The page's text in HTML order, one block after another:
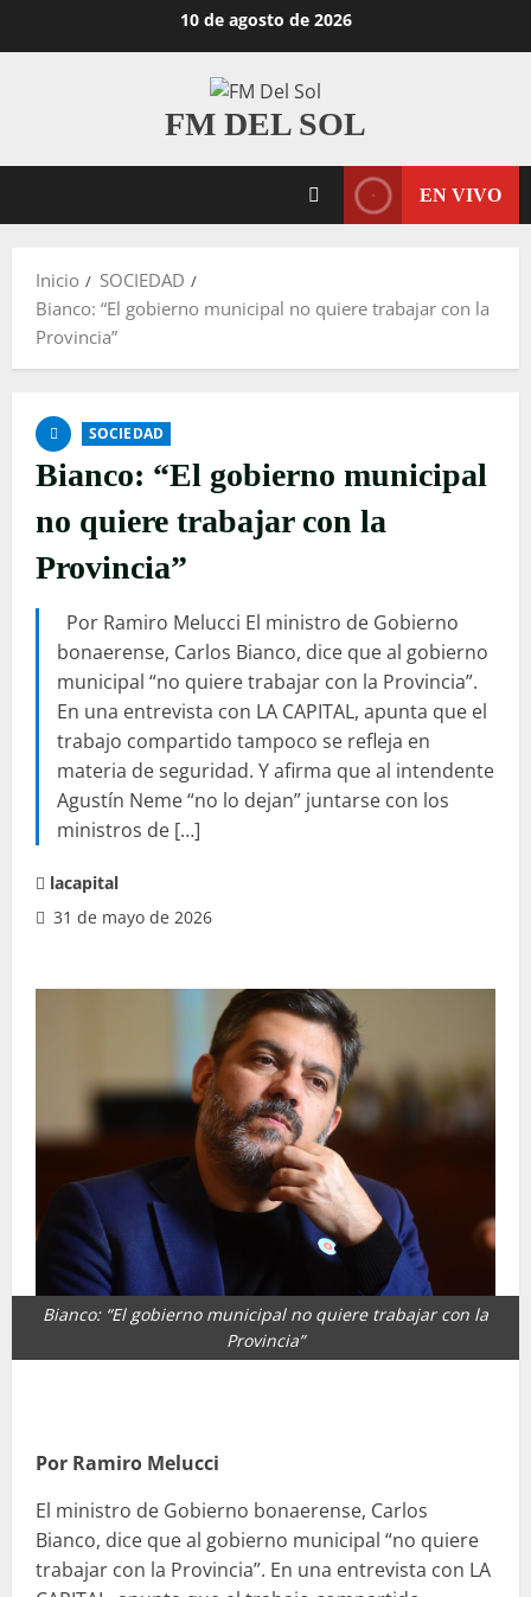
10 de agosto de 2026
FM DEL SOL
EN VIVO
Inicio
SOCIEDAD
Bianco: “El gobierno municipal no quiere trabajar con la
Provincia”
SOCIEDAD
Bianco: “El gobierno municipal
no quiere trabajar con la
Provincia”
Por Ramiro Melucci El ministro de Gobierno
bonaerense, Carlos Bianco, dice que al gobierno
municipal “no quiere trabajar con la Provincia”.
En una entrevista con LA CAPITAL, apunta que el
trabajo compartido tampoco se refleja en
materia de seguridad. Y afirma que al intendente
Agustín Neme “no lo dejan” juntarse con los
ministros de […]
lacapital
31 de mayo de 2026
Bianco: “El gobierno municipal no quiere trabajar con la
Provincia”
Por Ramiro Melucci
El ministro de Gobierno bonaerense, Carlos
Bianco, dice que al gobierno municipal “no quiere
trabajar con la Provincia”. En una entrevista con LA